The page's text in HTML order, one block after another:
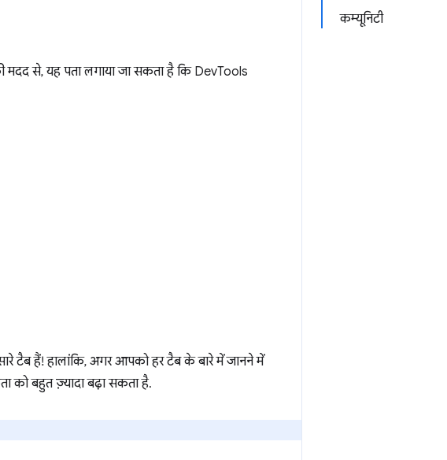
कम्यूनिटी
से, यह पता लगाया जा सकता है कि DevTools
टैब हैं! हालांकि, अगर आपको हर टैब के बारे में जानने में
बहुत ज़्यादा बढ़ा सकता है.